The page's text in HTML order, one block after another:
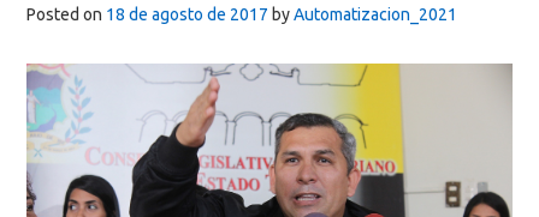
Posted on 18 de agosto de 2017 byAutomatizacion_2021